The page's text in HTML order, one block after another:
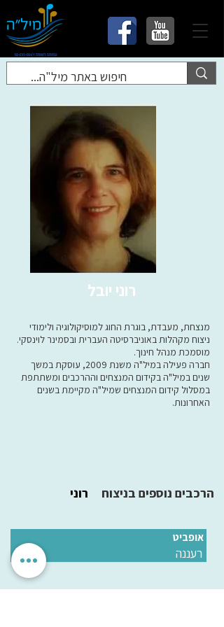
רוני יובל
מנצחת, מעבדת, בוגרת החוג למוסיקולוגיה ולימודי
ניצוח מקהלות באוניברסיטה העברית ובסמינר לוינסקי.
מוסמכת מנהל חינוך.
חברה פעילה במיל"ה משנת 2009, עוסקת במשך
שנים במיל"ה בקידום המנצחים וההרכבים ומשתתפת
במסלול קידום המנצחים שמיל"ה מקיימת בשנים
האחרונות.
רוני הרכבים נוספים בניצוח
אופביט
רעננה